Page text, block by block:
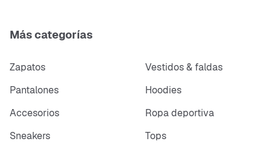
Más categorías
Zapatos
Vestidos & faldas
Pantalones
Hoodies
Accesorios
Ropa deportiva
Sneakers
Tops